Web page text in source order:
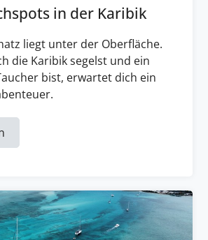
in der Karibik
liegt unter der Oberfläche.
die Karibik segelst und ein
bist, erwartet dich ein